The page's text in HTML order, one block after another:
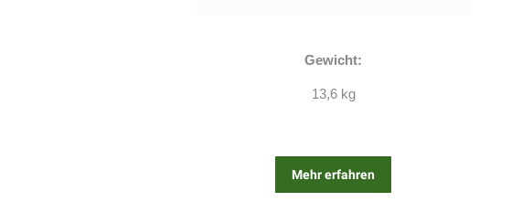
Gewicht:
13,6 kg
Mehr erfahren